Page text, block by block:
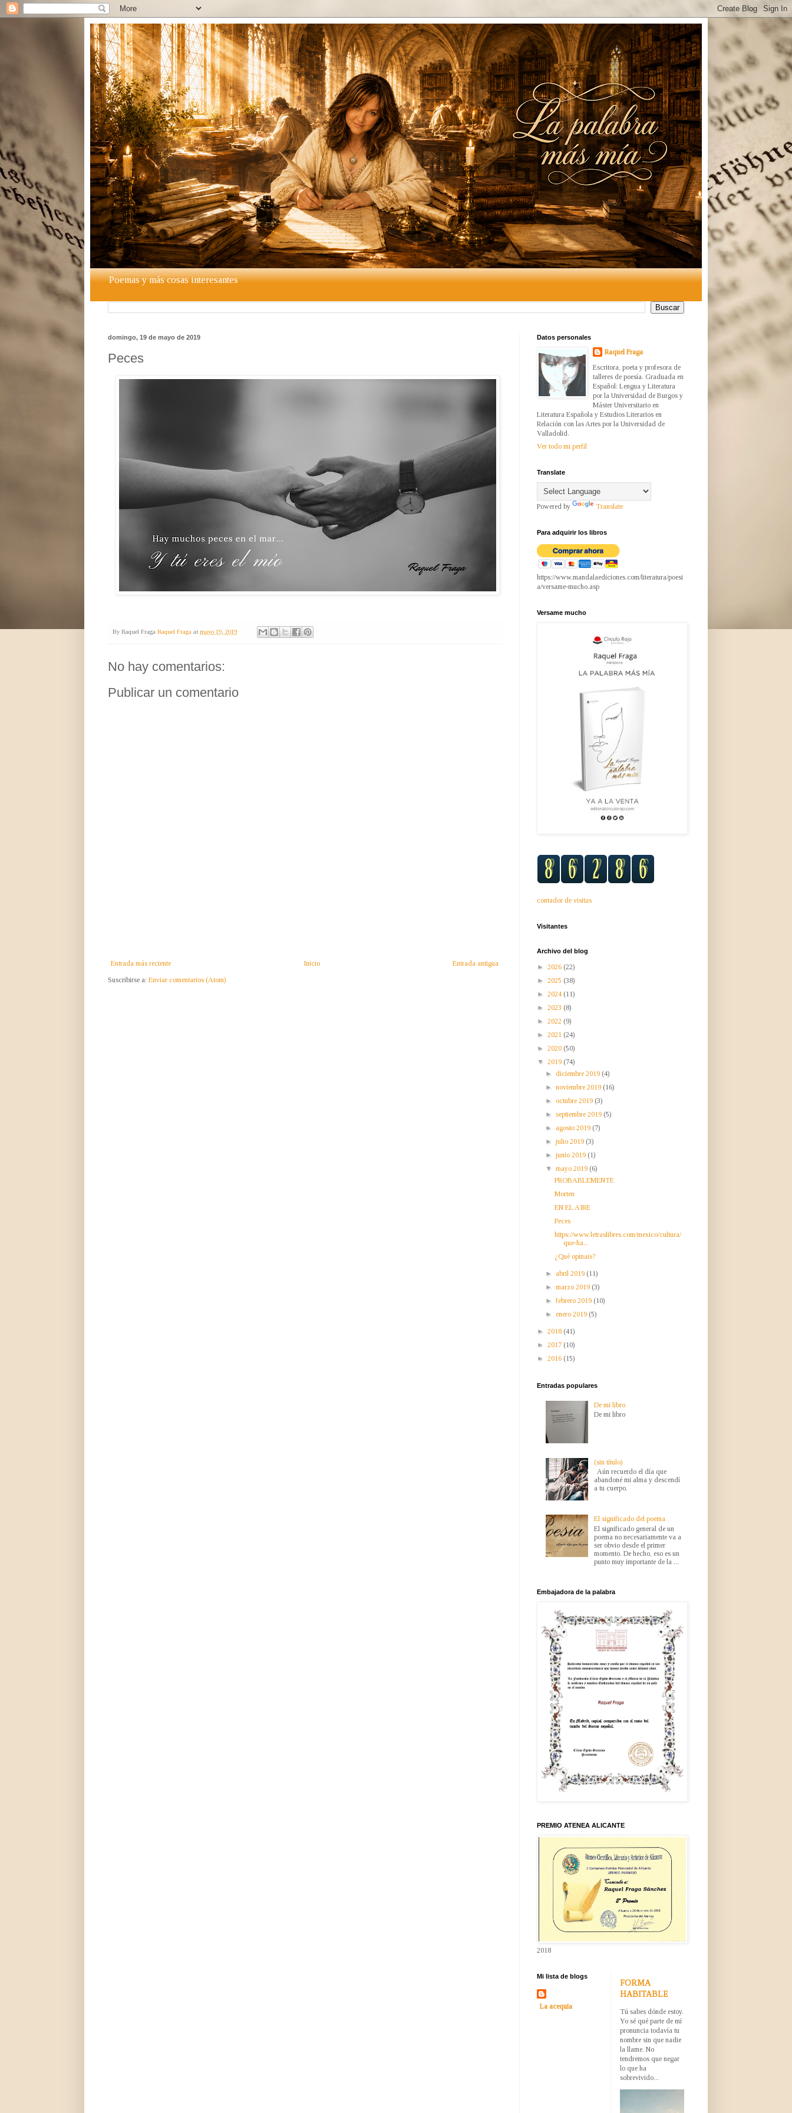
Poemas y más cosas interesantes
domingo, 19 de mayo de 2019
Peces
By Raquel Fraga Raquel Fraga at mayo 19, 2019
No hay comentarios:
Publicar un comentario
Entrada más reciente Entrada antigua
Inicio
Suscribirse a: Enviar comentarios (Atom)
Datos personales
Raquel Fraga
Escritora, poeta y profesora de
talleres de poesía. Graduada en
Español: Lengua y Literatura
por la Universidad de Burgos y
Máster Universitario en
Literatura Española y Estudios Literarios en
Relación con las Artes por la Universidad de
Valladolid.
Ver todo mi perfil
Translate
Powered by Translate
Para adquirir los libros
https://www.mandalaediciones.com/literatura/poesi
a/versame-mucho.asp
Versame mucho
contador de visitas
Visitantes
Archivo del blog
► 2026 (22)
► 2025 (38)
► 2024 (11)
► 2023 (8)
► 2022 (9)
► 2021 (24)
► 2020 (50)
▼ 2019 (74)
► diciembre 2019 (4)
►noviembre 2019 (16)
► octubre 2019 (3)
► septiembre 2019 (5)
► agosto 2019 (7)
►julio 2019 (3)
►junio 2019 (1)
▼mayo 2019 (6)
PROBABLEMENTE
Morten
EN EL AIRE
Peces
https://www.letraslibres.com/mexico/cultura/
que-ha...
¿Qué opinais?
► abril 2019 (11)
►marzo 2019 (3)
►febrero 2019 (10)
► enero 2019 (5)
► 2018 (41)
► 2017 (10)
► 2016 (15)
Entradas populares
De mi libro
De mi libro
(sin título)
Aún recuerdo el día que
abandoné mi alma y descendí
a tu cuerpo.
El significado del poema
El significado general de un
poema no necesariamente va a
ser obvio desde el primer
momento. De hecho, eso es un
punto muy importante de la ...
Embajadora de la palabra
PREMIO ATENEA ALICANTE
2018
Mi lista de blogs
La acequia
FORMA
HABITABLE
Tú sabes dónde estoy.
Yo sé qué parte de mí
pronuncia todavía tu
nombre sin que nadie
la llame. No
tendremos que negar
lo que ha
sobrevivido...